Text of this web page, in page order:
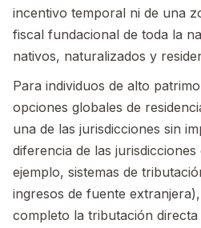
incentivo temporal ni de una
fiscal fundacional de toda la
nativos, naturalizados y
Para individuos de alto
opciones globales de
una de las jurisdicciones sin
diferencia de las
ejemplo, sistemas de
ingresos de fuente
completo la tributación